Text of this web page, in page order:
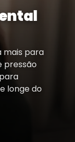
mais para
pressão
longe do